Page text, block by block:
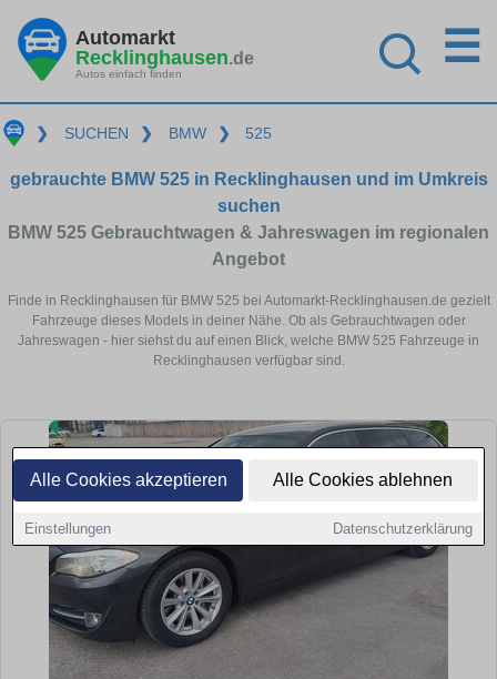
Alle Cookies akzeptieren Alle Cookies ablehnen
Einstellungen Datenschutzerklärung
Automarkt
Recklinghausen.de
Autos einfach finden
☰
❯ SUCHEN ❯ BMW ❯ 525
gebrauchte BMW 525 in Recklinghausen und im Umkreis
suchen
BMW 525 Gebrauchtwagen & Jahreswagen im regionalen
Angebot
Finde in Recklinghausen für BMW 525 bei Automarkt-Recklinghausen.de gezielt
Fahrzeuge dieses Models in deiner Nähe. Ob als Gebrauchtwagen oder
Jahreswagen - hier siehst du auf einen Blick, welche BMW 525 Fahrzeuge in
Recklinghausen verfügbar sind.